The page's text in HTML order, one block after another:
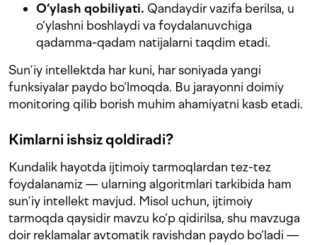
O‘ylash qobiliyati. Qandaydir vazifa berilsa, u
o‘ylashni boshlaydi va foydalanuvchiga
qadamma-qadam natijalarni taqdim etadi.
Sun’iy intellektda har kuni, har soniyada yangi
funksiyalar paydo bo‘lmoqda. Bu jarayonni doimiy
monitoring qilib borish muhim ahamiyatni kasb etadi.
Kimlarni ishsiz qoldiradi?
Kundalik hayotda ijtimoiy tarmoqlardan tez-tez
foydalanamiz — ularning algoritmlari tarkibida ham
sun’iy intellekt mavjud. Misol uchun, ijtimoiy
tarmoqda qaysidir mavzu ko‘p qidirilsa, shu mavzuga
doir reklamalar avtomatik ravishdan paydo bo‘ladi —